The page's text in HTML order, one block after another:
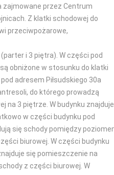
zajmowane przez Centrum
Z klatki schodowej do
przeciwpożarowe,
i 3 piętra). W części pod
obniżone w stosunku do klatki
adresem Piłsudskiego 30a
do którego prowadzą
na 3 piętrze. W budynku znajduje
w części budynku pod
się schody pomiędzy
biurowej. W części budynku
się pomieszczenie na
z części biurowej. W